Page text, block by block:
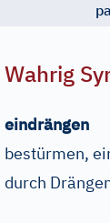
Wahrig
eindrängen
bestürmen,
durch